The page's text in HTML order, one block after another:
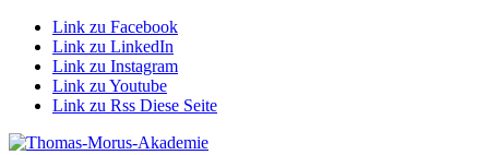
Link zu Facebook
Link zu LinkedIn
Link zu Instagram
Link zu Youtube
Link zu Rss Diese Seite